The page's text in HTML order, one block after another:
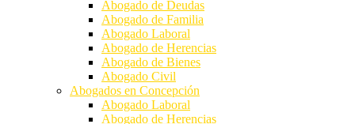
Abogado de Deudas
Abogado de Familia
Abogado Laboral
Abogado de Herencias
Abogado de Bienes
Abogado Civil
Abogados en Concepción
Abogado Laboral
Abogado de Herencias